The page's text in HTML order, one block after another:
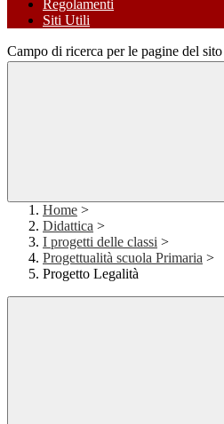
Regolamenti
Siti Utili
Campo di ricerca per le pagine del sito
Home >
Didattica >
I progetti delle classi >
Progettualità scuola Primaria >
Progetto Legalità